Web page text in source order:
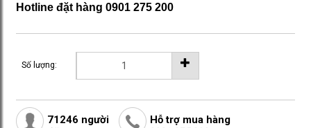
Hotline đặt hàng 0901 275 200
Số lượng:
71246 người
Hỗ trợ mua hàng